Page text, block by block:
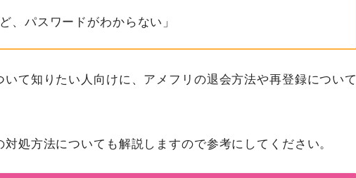
、パスワードがわからない」
て知りたい人向けに、アメフリの退会方法や再登録について
処方法についても解説しますので参考にしてください。